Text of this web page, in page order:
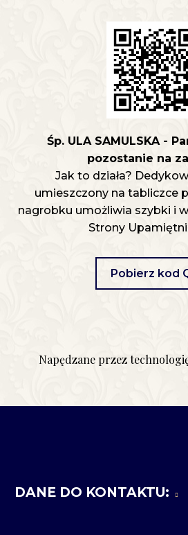
Śp. ULA SAMULSKA -
pozostanie na
Jak to działa?
umieszczony na tabliczce
nagrobku umożliwia szybki i
Strony
Pobierz kod
Napędzane przez
DANE DO KONTAKTU: